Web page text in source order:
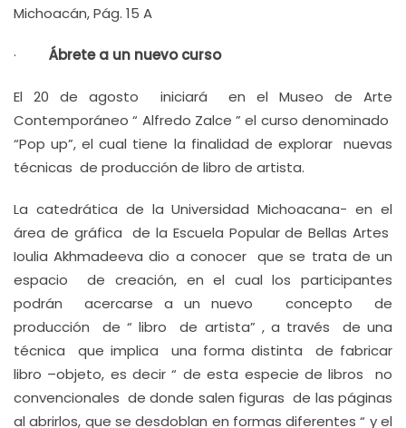
Michoacán, Pág. 15 A
· Ábrete a un nuevo curso
El 20 de agosto iniciará en el Museo de Arte
Contemporáneo “ Alfredo Zalce ” el curso denominado
“Pop up”, el cual tiene la finalidad de explorar nuevas
técnicas de producción de libro de artista.
La catedrática de la Universidad Michoacana- en el
área de gráfica de la Escuela Popular de Bellas Artes
Ioulia Akhmadeeva dio a conocer que se trata de un
espacio de creación, en el cual los participantes
podrán acercarse a un nuevo concepto de
producción de “ libro de artista” , a través de una
técnica que implica una forma distinta de fabricar
libro –objeto, es decir “ de esta especie de libros no
convencionales de donde salen figuras de las páginas
al abrirlos, que se desdoblan en formas diferentes “ y el